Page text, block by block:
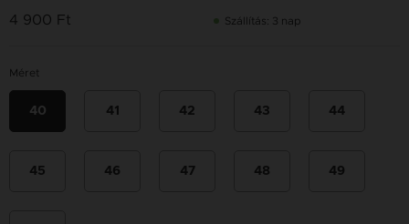
4 900 Ft Szállítás: 3 nap
Méret
40 41 42 43 44
45 46 47 48 49